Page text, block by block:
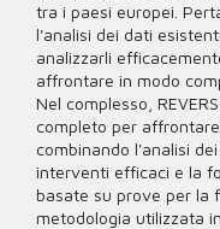
tra i paesi europei.
l'analisi dei dati
analizzarli
affrontare in modo
Nel complesso,
completo per
combinando l'analisi
interventi efficaci e la
basate su prove per la
metodologia utilizzata